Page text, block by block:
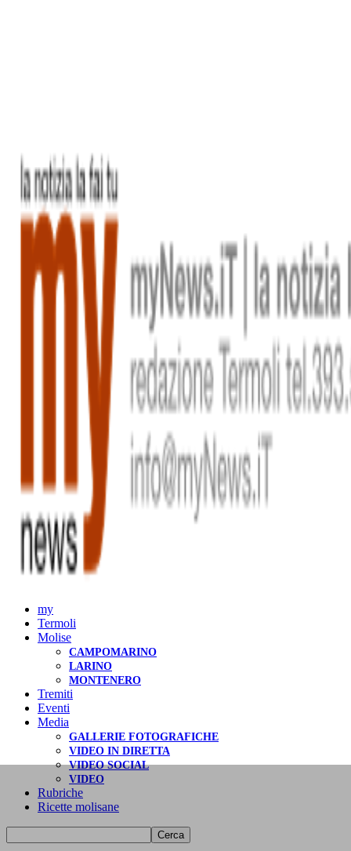
my
Termoli
Molise
CAMPOMARINO
LARINO
MONTENERO
Tremiti
Eventi
Media
GALLERIE FOTOGRAFICHE
VIDEO IN DIRETTA
VIDEO SOCIAL
VIDEO
Rubriche
Ricette molisane